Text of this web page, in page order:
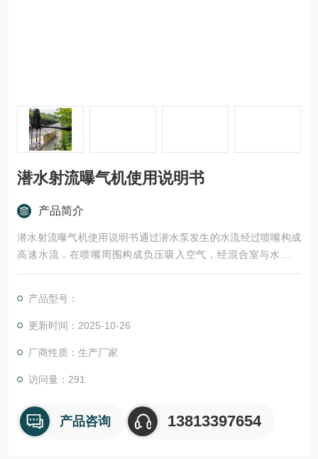
潜水射流曝气机使用说明书
产品简介
潜水射流曝气机使用说明书通过潜水泵发生的水流经过喷嘴构成
高速水流，在喷嘴周围构成负压吸入空气，经混合室与水流混
合，在喇叭形的分散管内发生水气混合流，高速喷射而出，夹藏
气，而且其轴功率不随潜没深度的改变而改变，进气量能够调
理。正因为如此，潜水射流曝气机能够在水位改变较大的池中应
产品型号：
更新时间：2025-10-26
厂商性质：生产厂家
访问量：291
产品咨询 13813397654